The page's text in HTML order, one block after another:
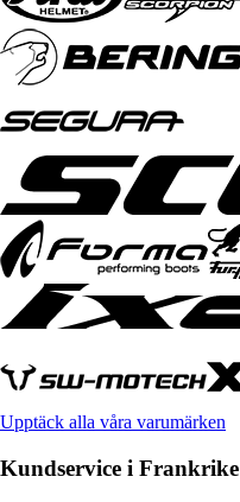
Upptäck alla våra varumärken
Kundservice i Frankrike